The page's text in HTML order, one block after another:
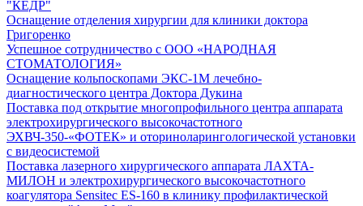
"КЕДР"
Оснащение отделения хирургии для клиники доктора
Григоренко
Успешное сотрудничество с ООО «НАРОДНАЯ
СТОМАТОЛОГИЯ»
Оснащение кольпоскопами ЭКС-1М лечебно-
диагностического центра Доктора Дукина
Поставка под открытие многопрофильного центра аппарата
электрохирургического высокочастотного
ЭХВЧ-350-«ФОТЕК» и оториноларингологической установки
с видеосистемой
Поставка лазерного хирургического аппарата ЛАХТА-
МИЛОН и электрохирургического высокочастотного
коагулятора Sensitec ES-160 в клинику профилактической